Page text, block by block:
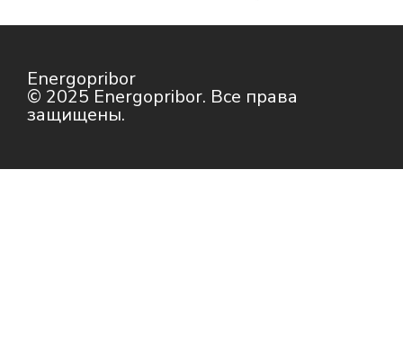
Energopribor
© 2025 Energopribor. Все права
защищены.